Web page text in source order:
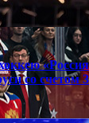
со счетом